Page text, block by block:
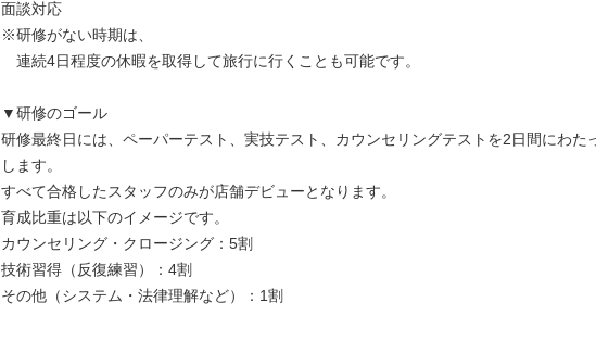
面談対応
※研修がない時期は、
連続4日程度の休暇を取得して旅行に行くことも可能です。
▼研修のゴール
研修最終日には、ペーパーテスト、実技テスト、カウンセリングテストを2日間にわた
します。
すべて合格したスタッフのみが店舗デビューとなります。
育成比重は以下のイメージです。
カウンセリング・クロージング：5割
技術習得（反復練習）：4割
その他（システム・法律理解など）：1割